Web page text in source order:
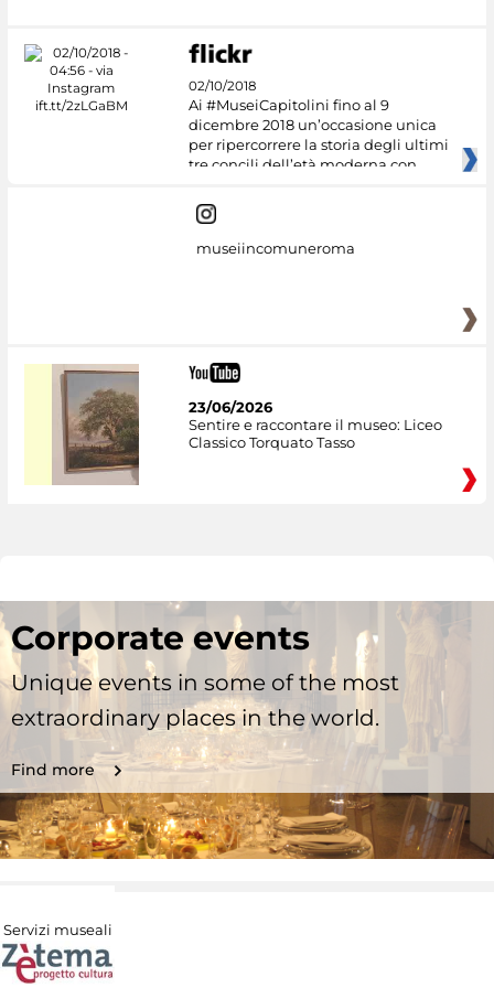
02/10/2018
Ai #MuseiCapitolini fino al 9
dicembre 2018 un’occasione unica
per ripercorrere la storia degli ultimi
tre concili dell’età moderna con
museiincomuneroma
23/06/2026
Sentire e raccontare il museo: Liceo
Classico Torquato Tasso
Corporate events
Unique events in some of the most
extraordinary places in the world.
Find more
Servizi museali